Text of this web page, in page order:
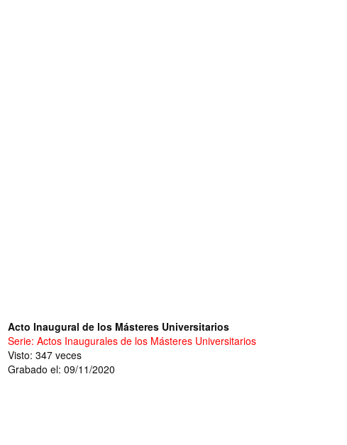
Acto Inaugural de los Másteres Universitarios
Serie: Actos Inaugurales de los Másteres Universitarios
Visto: 347 veces
Grabado el: 09/11/2020